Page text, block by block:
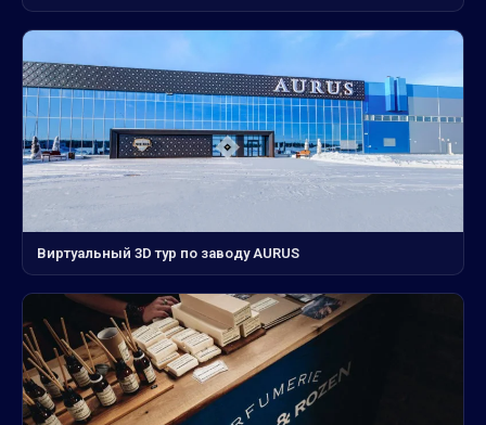
Виртуальный 3D тур по заводу AURUS